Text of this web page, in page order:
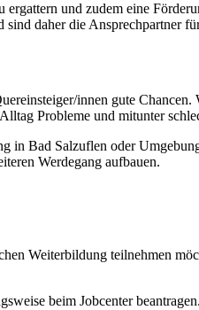
und zudem eine
daher die Ansprechpartner
innen gute
Probleme und mitunter
in Bad Salzuflen oder
Werdegang aufbauen.
Weiterbildung teilnehmen
beim Jobcenter